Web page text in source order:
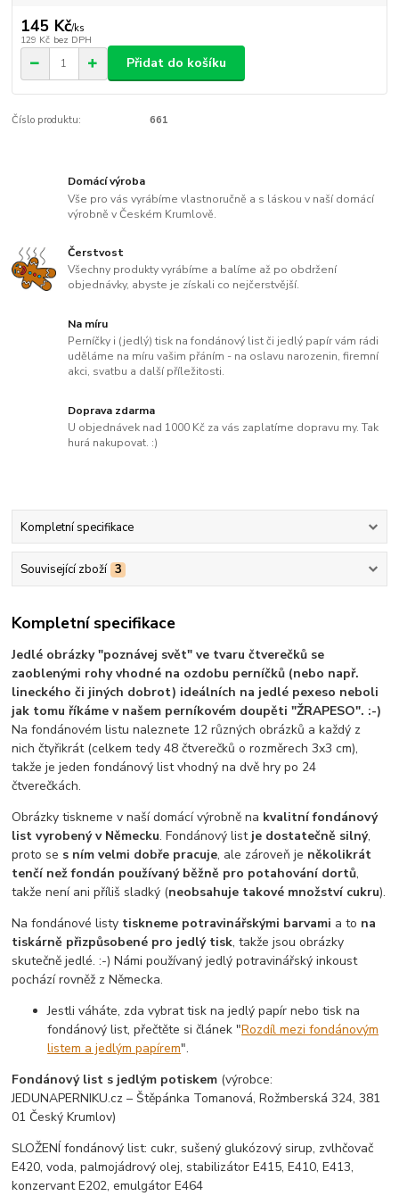
145 Kč/ks
129 Kč bez DPH
Přidat do košíku
Číslo produktu: 661
Domácí výroba
Vše pro vás vyrábíme vlastnoručně a s láskou v naší domácí
výrobně v Českém Krumlově.
Čerstvost
Všechny produkty vyrábíme a balíme až po obdržení
objednávky, abyste je získali co nejčerstvější.
Na míru
Perníčky i (jedlý) tisk na fondánový list či jedlý papír vám rádi
uděláme na míru vašim přáním - na oslavu narozenin, firemní
akci, svatbu a další příležitosti.
Doprava zdarma
U objednávek nad 1000 Kč za vás zaplatíme dopravu my. Tak
hurá nakupovat. :)
Kompletní specifikace
Související zboží 3
Kompletní specifikace
Jedlé obrázky "poznávej svět" ve tvaru čtverečků se
zaoblenými rohy vhodné na ozdobu perníčků (nebo např.
lineckého či jiných dobrot) ideálních na jedlé pexeso neboli
jak tomu říkáme v našem perníkovém doupěti "ŽRAPESO". :-)
Na fondánovém listu naleznete 12 různých obrázků a každý z
nich čtyřikrát (celkem tedy 48 čtverečků o rozměrech 3x3 cm),
takže je jeden fondánový list vhodný na dvě hry po 24
čtverečkách.
Obrázky tiskneme v naší domácí výrobně na kvalitní fondánový
list vyrobený v Německu. Fondánový list je dostatečně silný,
proto se s ním velmi dobře pracuje, ale zároveň je několikrát
tenčí než fondán používaný běžně pro potahování dortů,
takže není ani příliš sladký (neobsahuje takové množství cukru).
Na fondánové listy tiskneme potravinářskými barvami a to na
tiskárně přizpůsobené pro jedlý tisk, takže jsou obrázky
skutečně jedlé. :-) Námi používaný jedlý potravinářský inkoust
pochází rovněž z Německa.
Jestli váháte, zda vybrat tisk na jedlý papír nebo tisk na
fondánový list, přečtěte si článek "Rozdíl mezi fondánovým
listem a jedlým papírem".
Fondánový list s jedlým potiskem (výrobce:
JEDUNAPERNIKU.cz – Štěpánka Tomanová, Rožmberská 324, 381
01 Český Krumlov)
SLOŽENÍ fondánový list: cukr, sušený glukózový sirup, zvlhčovač
E420, voda, palmojádrový olej, stabilizátor E415, E410, E413,
konzervant E202, emulgátor E464